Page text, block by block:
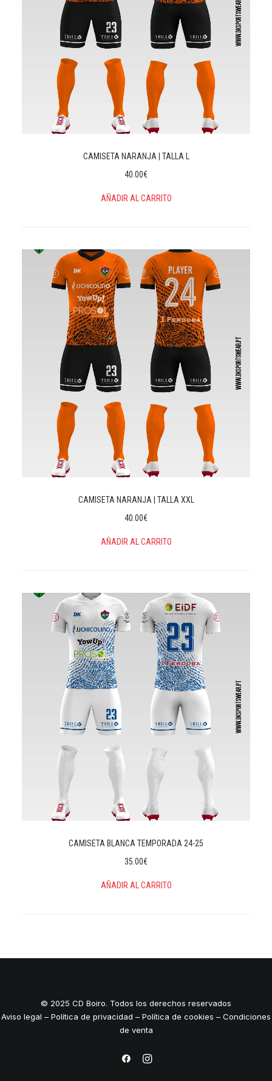
CAMISETA NARANJA | TALLA L
40.00€
AÑADIR AL CARRITO
CAMISETA NARANJA | TALLA XXL
40.00€
AÑADIR AL CARRITO
CAMISETA BLANCA TEMPORADA 24-25
35.00€
AÑADIR AL CARRITO
© 2025 CD Boiro. Todos los derechos reservados
Aviso legal – Política de privacidad – Política de cookies – Condiciones
de venta